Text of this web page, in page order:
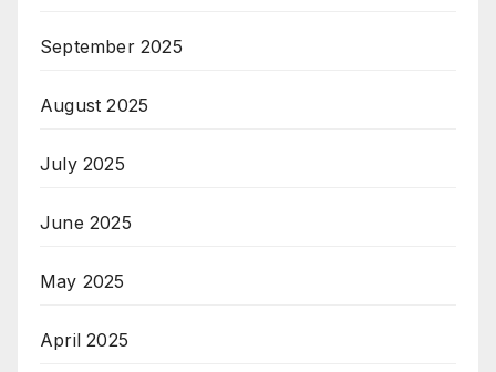
September 2025
August 2025
July 2025
June 2025
May 2025
April 2025